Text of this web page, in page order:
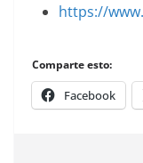
https://
Comparte esto:
Facebook